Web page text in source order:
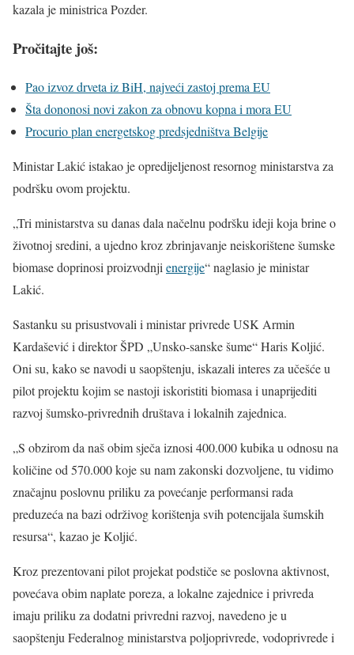
kazala je ministrica Pozder.
Pročitajte još:
Pao izvoz drveta iz BiH, najveći zastoj prema EU
Šta dononosi novi zakon za obnovu kopna i mora EU
Procurio plan energetskog predsjedništva Belgije
Ministar Lakić istakao je opredijeljenost resornog ministarstva za
podršku ovom projektu.
„Tri ministarstva su danas dala načelnu podršku ideji koja brine o
životnoj sredini, a ujedno kroz zbrinjavanje neiskorištene šumske
biomase doprinosi proizvodnji energije“ naglasio je ministar
Lakić.
Sastanku su prisustvovali i ministar privrede USK Armin
Kardašević i direktor ŠPD „Unsko-sanske šume“ Haris Koljić.
Oni su, kako se navodi u saopštenju, iskazali interes za učešće u
pilot projektu kojim se nastoji iskoristiti biomasa i unaprijediti
razvoj šumsko-privrednih društava i lokalnih zajednica.
„S obzirom da naš obim sječa iznosi 400.000 kubika u odnosu na
količine od 570.000 koje su nam zakonski dozvoljene, tu vidimo
značajnu poslovnu priliku za povećanje performansi rada
preduzeća na bazi održivog korištenja svih potencijala šumskih
resursa“, kazao je Koljić.
Kroz prezentovani pilot projekat podstiče se poslovna aktivnost,
povećava obim naplate poreza, a lokalne zajednice i privreda
imaju priliku za dodatni privredni razvoj, navedeno je u
saopštenju Federalnog ministarstva poljoprivrede, vodoprivrede i